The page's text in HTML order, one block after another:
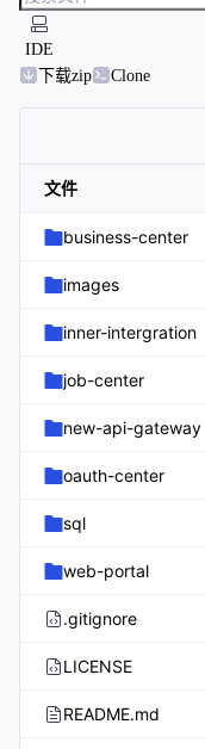
IDE
下载zip
Clone
文件
business-center
images
inner-intergration
job-center
new-api-gateway
oauth-center
sql
web-portal
.gitignore
LICENSE
README.md